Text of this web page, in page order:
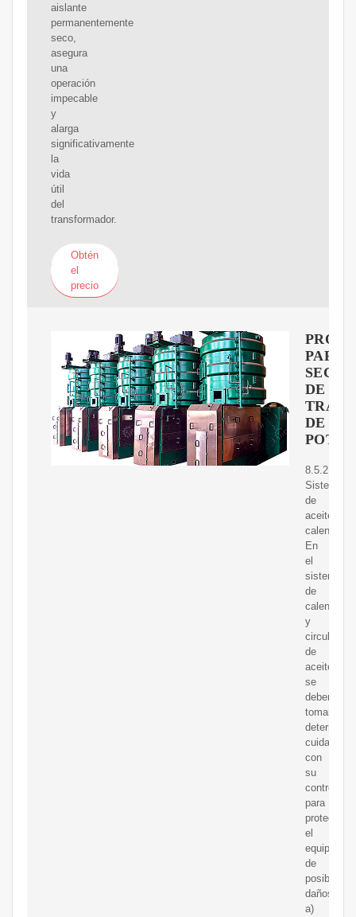
aislante
permanentemente
seco,
asegura
una
operación
impecable
y
alarga
significativamente
la
vida
útil
del
transformador.
Obtén
el
precio
PARA
DE
DE
8.5.2
Sistema
de
aceite
En
el
sistema
de
y
circulación
de
aceite
se
deben
tomar
cuidados
con
su
control
para
proteger
el
equipo
de
posibles
daños.
a)